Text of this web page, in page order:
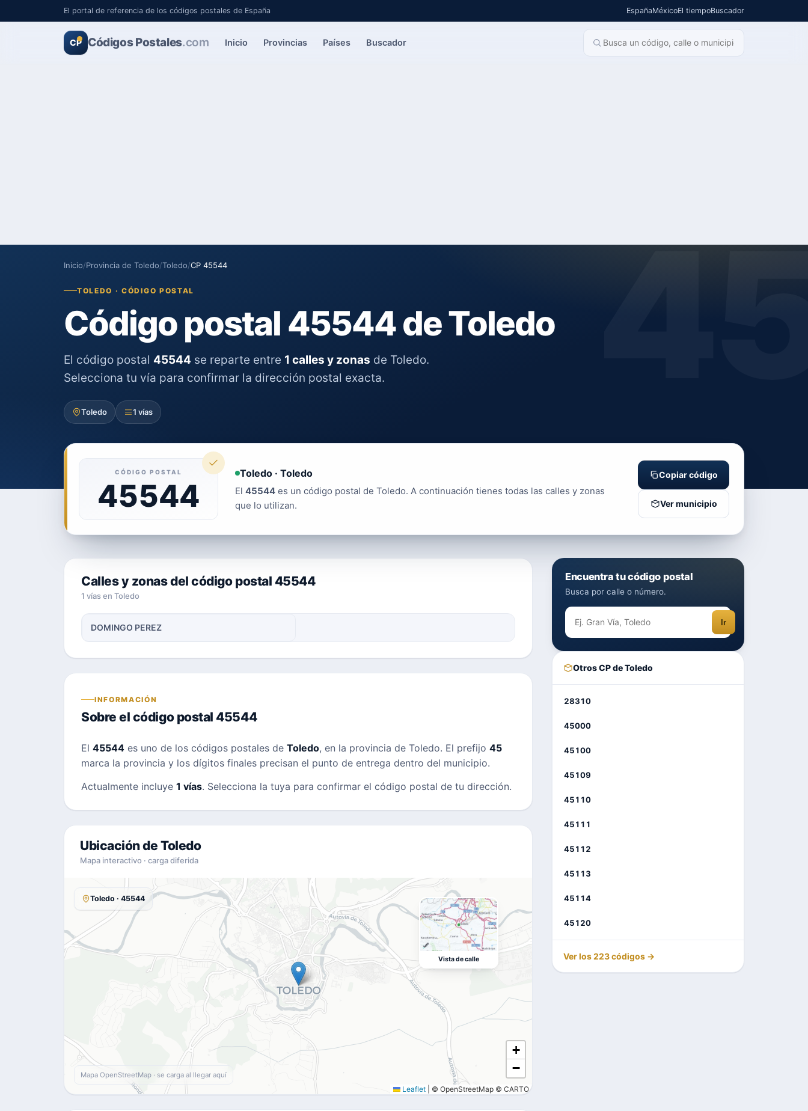
El portal de referencia de los códigos postales de España EspañaMéxicoEl tiempoBuscador
CP Códigos Postales.com Inicio Provincias Países Buscador
Inicio/Provincia de Toledo/Toledo/CP 45544
TOLEDO · CÓDIGO POSTAL
Código postal 45544 de Toledo
El código postal 45544 se reparte entre 1 calles y zonas de Toledo.
Selecciona tu vía para confirmar la dirección postal exacta.
Toledo 1 vías
CÓDIGO POSTAL
45544
Toledo · Toledo
El 45544 es un código postal de Toledo. A continuación tienes todas las calles y zonas
que lo utilizan.
Copiar código
Ver municipio
Calles y zonas del código postal 45544
1 vías en Toledo
DOMINGO PEREZ
INFORMACIÓN
Sobre el código postal 45544
El 45544 es uno de los códigos postales de Toledo, en la provincia de Toledo. El prefijo 45
marca la provincia y los dígitos finales precisan el punto de entrega dentro del municipio.
Actualmente incluye 1 vías. Selecciona la tuya para confirmar el código postal de tu dirección.
Ubicación de Toledo
Mapa interactivo · carga diferida
+
−
Leaflet © OpenStreetMap © CARTO
Toledo · 45544
Vista de calle
Mapa OpenStreetMap · se carga al llegar aquí
Encuentra tu código postal
Busca por calle o número.
Ir
Otros CP de Toledo
28310
45000
45100
45109
45110
45111
45112
45113
45114
45120
Ver los 223 códigos →